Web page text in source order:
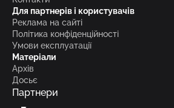
Для партнерів і користувачів
Реклама на сайті
Політика конфіденційності
Умови експлуатації
Матеріали
Архів
Досьє
Партнери